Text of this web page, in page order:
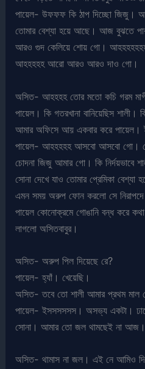
পায়েল- উফফফ কি ঠাপ দিচ্ছো জিজু।
তোমার বেশ্যা হয়ে আছে। আজ বুঝতে
আরও গুদ কেলিয়ে শোয় গো।
আহহহহহ আরো আরও আরও দাও গো।
অসিত- আহহহহ তোর মতো কচি গরম
পায়েল। কি গতরখানা বানিয়েছিস
আমার অফিসে আয় একবার করে পায়েল।
পায়েল- আহহহহহ আসবো আসবো গো।
চোদনা জিজু আমার গো। কি নির্দয়ভাবে
সোনা দেখে যাও তোমার প্রেমিকা বেশ্যা
এমন সময় অরুপ ফোন করলো সে
পায়েল কোনোক্রমে গোঙানি বন্ধ করে
লাগলো অসিতবাবুর।
অসিত- অরুপ পিল দিয়েছে রে?
পায়েল- হ্যাঁ। খেয়েছি।
অসিত- তবে তো শালী আমার প্রথম
পায়েল- ইসসসসসস। অসভ্য একটা।
সোনা। আমার তো জল থামছেই না আজ।
অসিত- থামাস না জল। এই নে আমিও